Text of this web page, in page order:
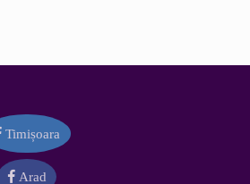
Timișoara
Arad